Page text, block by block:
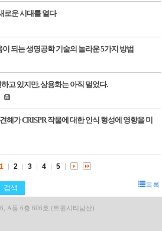
로운 시대를 열다
되는 생명공학 기술의 놀라운 5가지 방법
고 있지만, 상용화는 아직 멀었다.
해가 CRISPR 작물에 대한 인식 형성에 영향을 미
1 2 3 4 5
목록
A동 6층 606호 (트윈시티남산)